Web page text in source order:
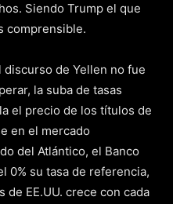
Siendo Trump el que
comprensible.
de Yellen no fue
la suba de tasas
el precio de los títulos de
en el mercado
del Atlántico, el Banco
0% su tasa de referencia,
EE.UU. crece con cada